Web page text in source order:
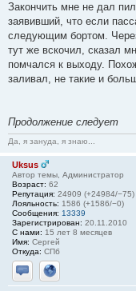
Закончить мне не дал
заявивший, что если
следующим бортом.
тут же вскочил, сказал
помчался к выходу.
заливал, не такие и
Продолжение следует
Да, я зануда, я знаю...
Uksus
Автор темы, Администратор
Возраст: 62
Репутация: 24909 (+24984/−75)
Лояльность: 1586 (+1586/−0)
Сообщения: 13339
Зарегистрирован: 20.11.2010
С нами: 15 лет 8 месяцев
Имя: Сергей
Откуда: СПб
Отправить личное
Сайт